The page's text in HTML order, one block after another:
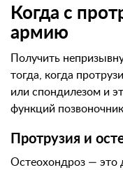
Когда с
армию
Получить
тогда, когда
или спондилезом и
функций
Протрузия и
Остеохондроз — это